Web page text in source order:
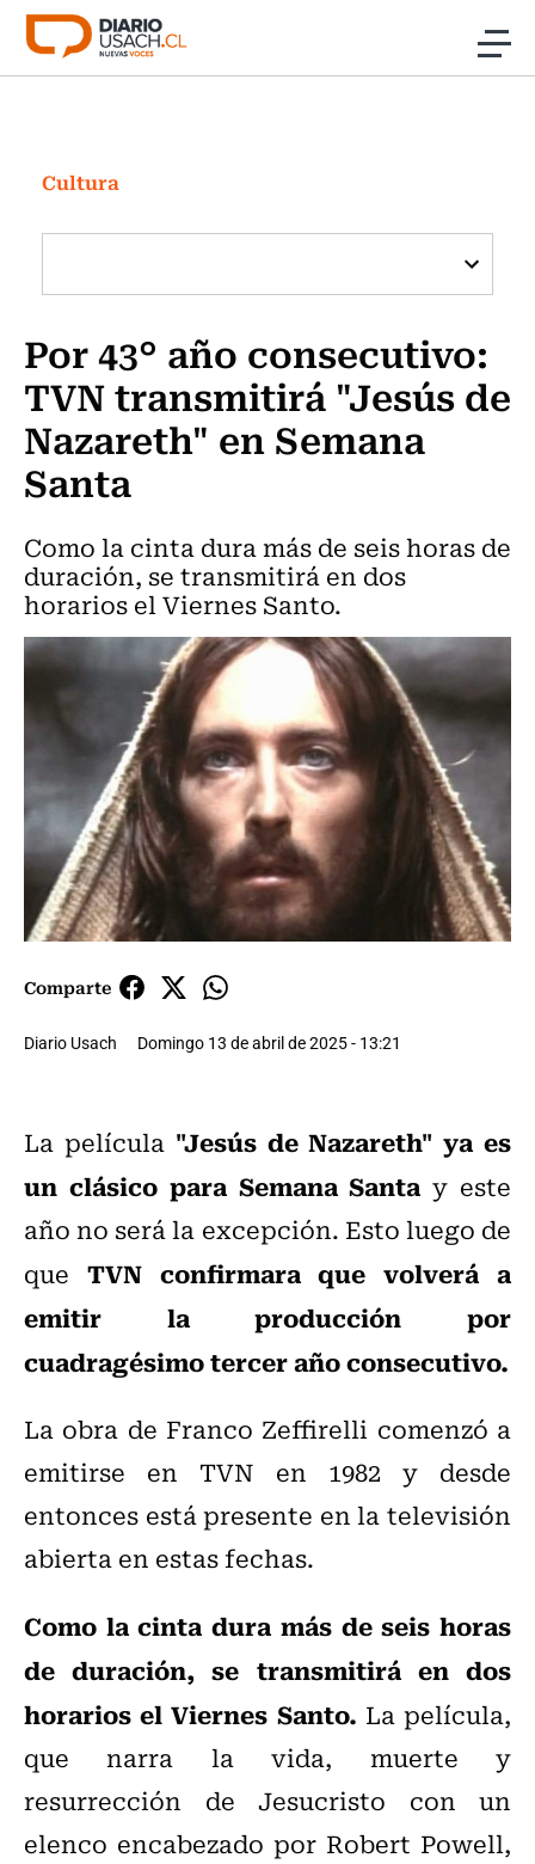
Click acá para ir directamente al contenido
Investigación
Cultura
Programas Radio y TV Usach
Cultura
Por 43° año consecutivo:
TVN transmitirá "Jesús de
Nazareth" en Semana
Santa
Como la cinta dura más de seis horas de
duración, se transmitirá en dos
horarios el Viernes Santo.
Comparte
Diario Usach Domingo 13 de abril de 2025 - 13:21
La película "Jesús de Nazareth" ya es
un clásico para Semana Santa y este
año no será la excepción. Esto luego de
que TVN confirmara que volverá a
emitir la producción por
cuadragésimo tercer año consecutivo.
La obra de Franco Zeffirelli comenzó a
emitirse en TVN en 1982 y desde
entonces está presente en la televisión
abierta en estas fechas.
Como la cinta dura más de seis horas
de duración, se transmitirá en dos
horarios el Viernes Santo. La película,
que narra la vida, muerte y
resurrección de Jesucristo con un
elenco encabezado por Robert Powell,